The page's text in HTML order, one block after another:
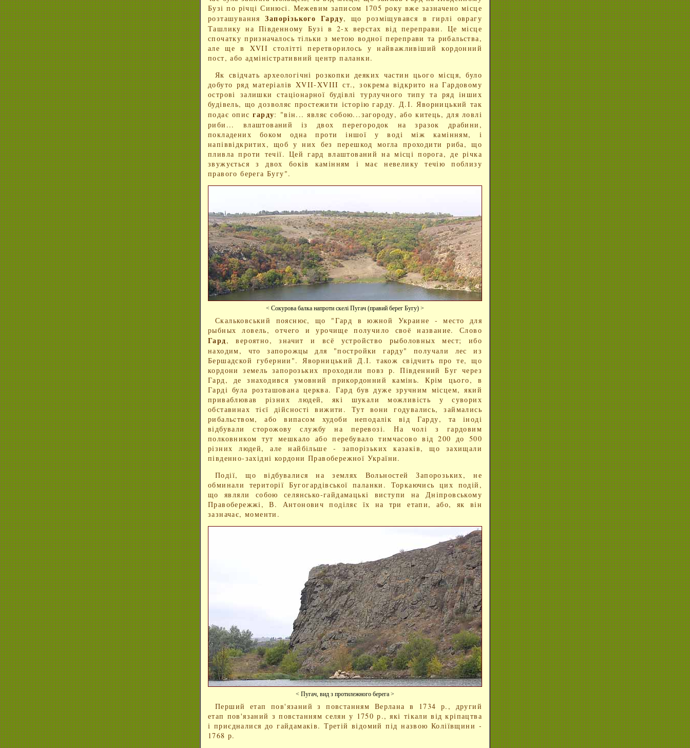
Бузі по річці Синюсі. Межевим записом 1705 року вже зазначено місце
розташуванняЗапорізького Гарду, що розміщувався в гирлі оврагу
Ташлику на Південному Бузі в 2-х верстах від переправи. Це місце
спочатку призначалось тільки з метою водної переправи та рибальства,
але ще в XVII столітті перетворилось у найважливіший кордонний
пост, або адміністративний центр паланки.
Як свідчать археологічні розкопки деяких частин цього місця, було
добуто ряд матеріалів XVII-XVIII ст., зокрема відкрито на Гардовому
острові залишки стаціонарної будівлі турлучного типу та ряд інших
будівель, що дозволяє простежити історію гарду. Д.І. Яворницький так
подає описгарду: "він... являє собою...загороду, або китець, для ловлі
риби... влаштований із двох перегородок на зразок драбини,
покладених боком одна проти іншої у воді між камінням, і
напіввідкритих, щоб у них без перешкод могла проходити риба, що
пливла проти течії. Цей гард влаштований на місці порога, де річка
звужується з двох боків камінням і має невелику течію поблизу
правого берега Бугу".
< Сокурова балка напроти скелі Пугач (правий берег Бугу) >
Скальковський пояснює, що "Гард в южной Украине - место для
рыбных ловель, отчего и урочище получило своё название. Слово
Гард, вероятно, значит и всё устройство рыболовных мест; ибо
находим, что запорожцы для "постройки гарду" получали лес из
Бершадской губернии". Яворницький Д.І. також свідчить про те, що
кордони земель запорозьких проходили повз р. Південний Буг через
Гард, де знаходився умовний прикордонний камінь. Крім цього, в
Гарді була розташована церква. Гард був дуже зручним місцем, який
приваблював різних людей, які шукали можливість у суворих
обставинах тієї дійсності вижити. Тут вони годувались, займались
рибальcтвом, або випасом худоби неподалік від Гарду, та іноді
відбували сторожову службу на перевозі. На чолі з гардовим
полковником тут мешкало або перебувало тимчасово від 200 до 500
різних людей, але найбільше - запорізьких казаків, що захищали
південно-західні кордони Правобережної України.
Події, що відбувалиcя на землях Вольностей Запорозьких, не
обминали території Бугогардівської паланки. Торкаючись цих подій,
що являли собою селянсько-гайдамацькі виступи на Дніпровському
Правобережжі, В. Антонович поділяє їх на три етапи, або, як він
зазначає, моменти.
< Пугач, вид з протилежного берега >
Перший етап пов'язаний з повстанням Верлана в 1734 р., другий
етап пов'язаний з повстанням селян у 1750 р., які тікали від кріпацтва
і приєдналися до гайдамаків. Третій відомий під назвою Коліївщини -
1768 р.